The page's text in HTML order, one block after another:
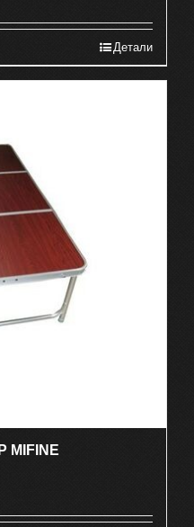
Детали